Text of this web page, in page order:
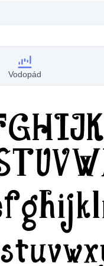
Vodopád